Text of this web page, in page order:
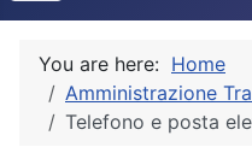
You are here: Home
Amministrazione
Telefono e posta